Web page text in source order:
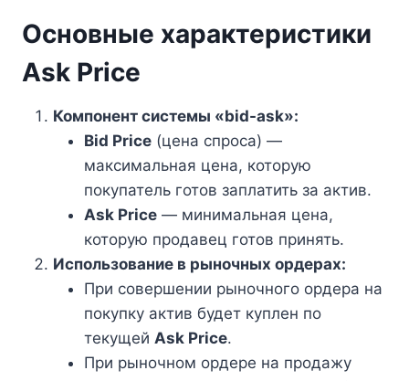
Основные характеристики
Ask Price
Компонент системы «bid-ask»:
Bid Price (цена спроса) —
максимальная цена, которую
покупатель готов заплатить за актив.
Ask Price — минимальная цена,
которую продавец готов принять.
Использование в рыночных ордерах:
При совершении рыночного ордера на
покупку актив будет куплен по
текущей Ask Price.
При рыночном ордере на продажу